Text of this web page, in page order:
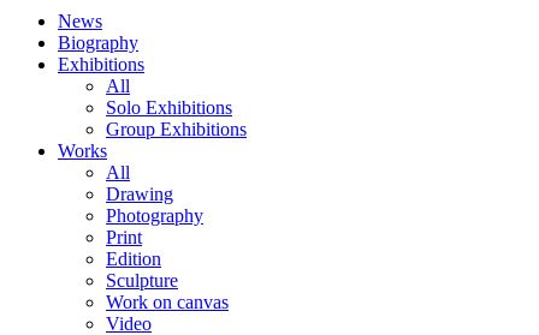
News
Biography
Exhibitions
All
Solo Exhibitions
Group Exhibitions
Works
All
Drawing
Photography
Print
Edition
Sculpture
Work on canvas
Video